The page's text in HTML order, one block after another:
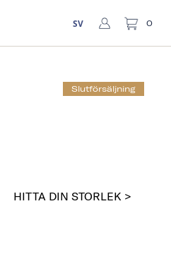
SV 0
Slutförsäljning
HITTA DIN STORLEK >